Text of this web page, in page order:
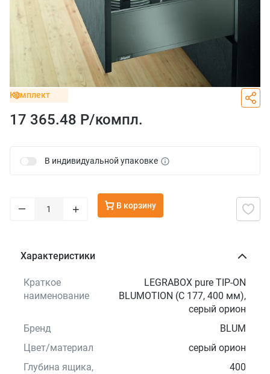
Комплект
17 365.48 Р/компл.
В индивидуальной упаковке
– + В корзину
Характеристики
Краткое
наименование
LEGRABOX pure TIP-ON
BLUMOTION (C 177, 400 мм),
серый орион
Бренд
BLUM
Цвет/материал
серый орион
Глубина ящика,
400